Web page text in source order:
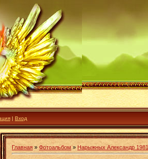
| Вход
Главная » Фотоальбом» Нарыжных Александр